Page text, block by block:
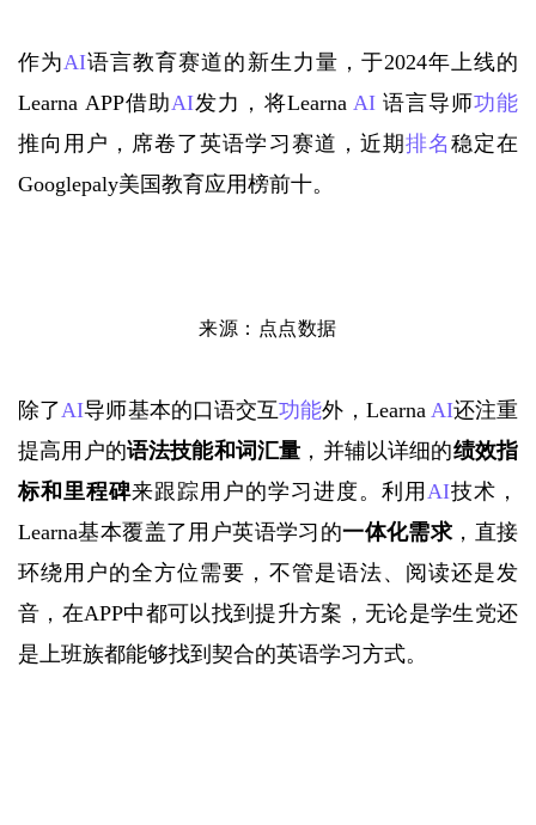
作为AI语言教育赛道的新生力量，于2024年上线的
Learna APP借助AI发力，将Learna AI 语言导师功能
推向用户，席卷了英语学习赛道，近期排名 稳定在
Googlepaly美国教育应用榜前十。
来源：点点数据
除了AI导师基本的口语交互功能外，Learna AI还注重
提高用户的语法技能和词汇量 ，并辅以详细的绩效指
标和里程碑来跟踪用户的学习进度。利用 AI技术，
Learna基本覆盖了用户英语学习的一体化需求，直接
环绕用户的全方位需要，不管是语法、阅读还是发
音，在APP中都可以找到提升方案，无论是学生党还
是上班族都能够找到契合的英语学习方式。